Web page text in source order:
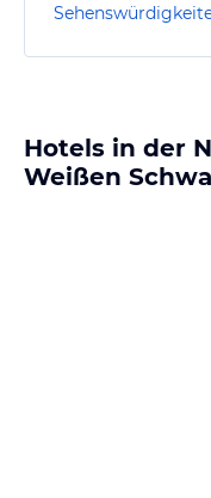
Hotels in der
Weißen